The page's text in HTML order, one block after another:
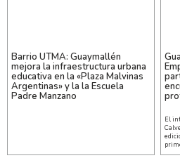
Barrio UTMA: Guaymallén
mejora la infraestructura urbana
educativa en la «Plaza Malvinas
Argentinas» y la la Escuela
Padre Manzano
El